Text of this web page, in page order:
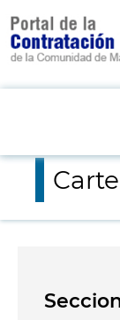
contenido
principal
MenúCartel